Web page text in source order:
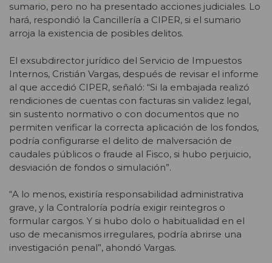
sumario, pero no ha presentado acciones judiciales. Lo
hará, respondió la Cancillería a CIPER, si el sumario
arroja la existencia de posibles delitos.
El exsubdirector jurídico del Servicio de Impuestos
Internos, Cristián Vargas, después de revisar el informe
al que accedió CIPER, señaló: “Si la embajada realizó
rendiciones de cuentas con facturas sin validez legal,
sin sustento normativo o con documentos que no
permiten verificar la correcta aplicación de los fondos,
podría configurarse el delito de malversación de
caudales públicos o fraude al Fisco, si hubo perjuicio,
desviación de fondos o simulación”.
“A lo menos, existiría responsabilidad administrativa
grave, y la Contraloría podría exigir reintegros o
formular cargos. Y si hubo dolo o habitualidad en el
uso de mecanismos irregulares, podría abrirse una
investigación penal”, ahondó Vargas.